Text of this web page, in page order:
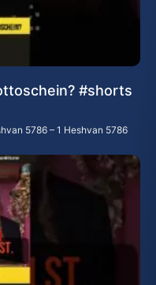
#shorts
5786 – 1 Heshvan 5786